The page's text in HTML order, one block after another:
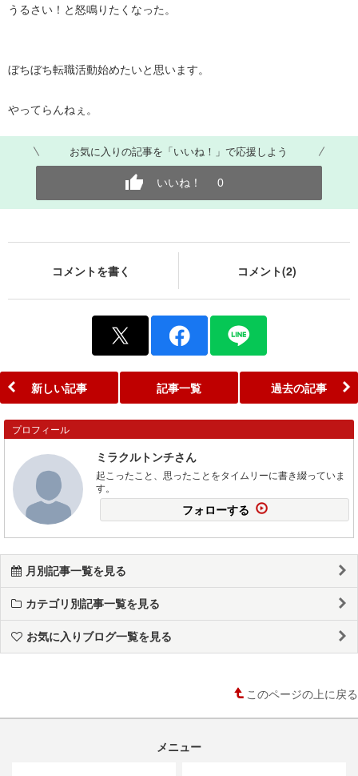
うるさい！と怒鳴りたくなった。
ぼちぼち転職活動始めたいと思います。
やってらんねぇ。
お気に入りの記事を「いいね！」で応援しよう
いいね！ 0
コメントを書く コメント(2)
新しい記事 記事一覧 過去の記事
プロフィール
ミラクルトンチさん
起こったこと、思ったことをタイムリーに書き綴っていま
す。
フォローする
月別記事一覧を見る
カテゴリ別記事一覧を見る
お気に入りブログ一覧を見る
このページの上に戻る
メニュー